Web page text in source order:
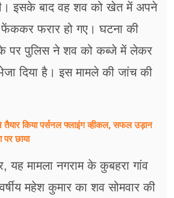
इसके बाद वह शव को खेत में अपने
फेंककर फरार हो गए। घटना की
पर पुलिस ने शव को कब्जे में लेकर
दिया है। इस मामले की जांच की
किया पर्सनल फ्लाइंग व्हीकल, सफल उड़ान
छाया
यह मामला नगराम के कुबहरा गांव
महेश कुमार का शव सोमवार की